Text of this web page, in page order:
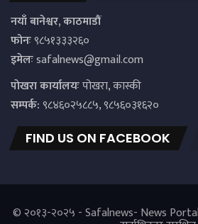
नयाँ बानेश्वर, काठमाडौं
फोनः९८५१३३३२६०
इमेलःsafalnews@gmail.com
पाेखरा कार्यालयःपोखरा, कास्की
सम्पर्क:९८४६०२५८८५, ९८५६०३१६२०
FIND US ON FACEBOOK
© २०१३-२०२५ - Safalnews- News